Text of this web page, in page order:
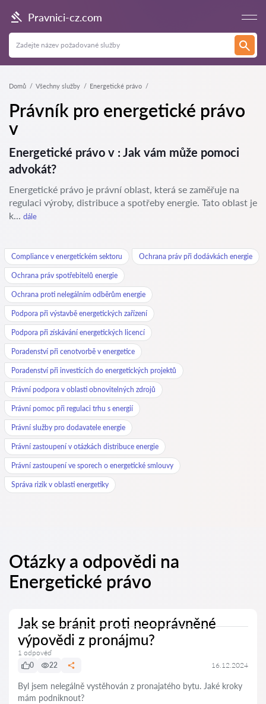
Pravnici-cz.com
Domů Všechny služby Energetické právo
Právník pro energetické právo
v
Energetické právo v : Jak vám může pomoci
advokát?
Energetické právo je právní oblast, která se zaměřuje na
regulaci výroby, distribuce a spotřeby energie. Tato oblast je
k... dále
Compliance v energetickém sektoru Ochrana práv při dodávkách energie
Ochrana práv spotřebitelů energie
Ochrana proti nelegálním odběrům energie
Podpora při výstavbě energetických zařízení
Podpora při získávání energetických licencí
Poradenství při cenotvorbě v energetice
Poradenství při investicích do energetických projektů
Právní podpora v oblasti obnovitelných zdrojů
Právní pomoc při regulaci trhu s energií
Právní služby pro dodavatele energie
Právní zastoupení v otázkách distribuce energie
Právní zastoupení ve sporech o energetické smlouvy
Správa rizik v oblasti energetiky
Otázky a odpovědi na
Energetické právo
Jak se bránit proti neoprávněné
výpovědi z pronájmu?
1 odpověď
0
22 16.12.2024
Byl jsem nelegálně vystěhován z pronajatého bytu. Jaké kroky
mám podniknout?